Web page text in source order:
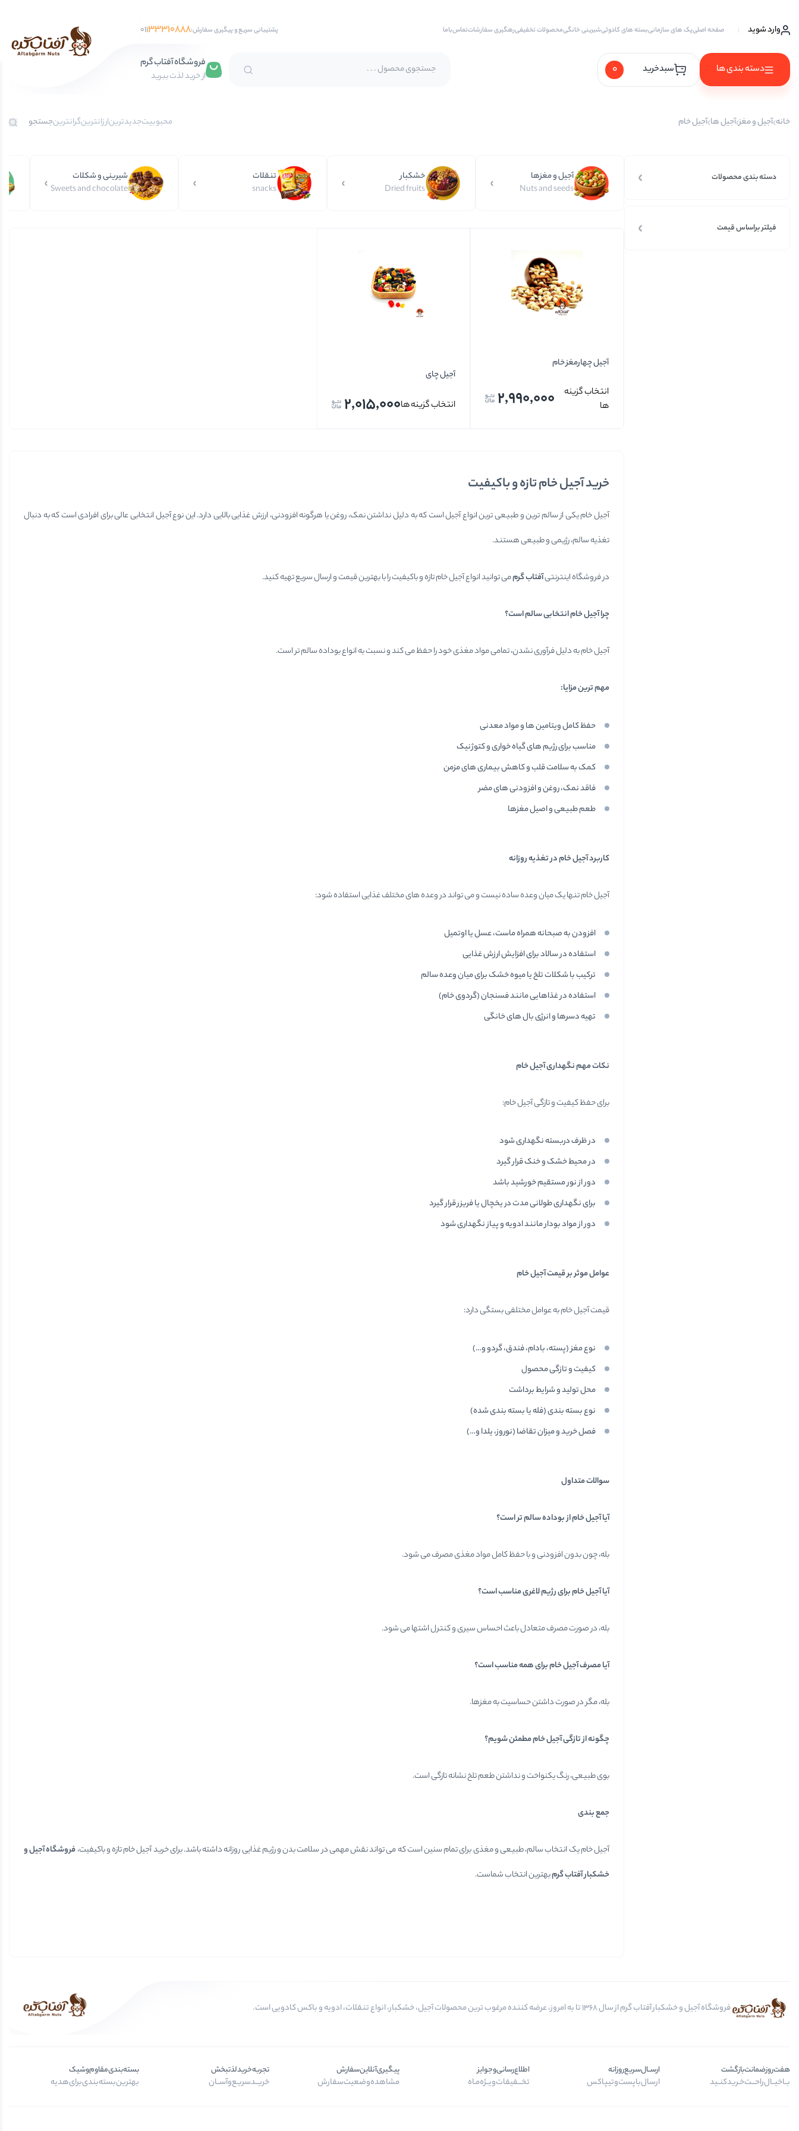
وارد شوید صفحه اصلیپک های سازمانیبسته های کادوئیشیرینی خانگیمحصولات تخفیفیرهگیری سفارشاتتماس‌با‌ما پشتیبانی سریع و پیگیری سفارش: 01133310888
دسته بندی ها
آجیل سه مغز
بادام هندی
بادام درختی
تخمه هندوانه
سبدخرید 0 فروشگاه آفتاب گرم
از خرید لذت ببرید
خانه آجیل و مغز آجیل ها آجیل خام محبوبیتجدیدترینارزانترینگرانترین
دسته بندی محصولات
فیلتر براساس قیمت
آجیل و مغزها
Nuts and seeds
خشکبار
Dried fruits
تنقلات
snacks
شیرینی و شکلات
Sweets and chocolate
آجیل چهارمغز خام
انتخاب گزینه
ها
2,990,000
آجیل چای
انتخاب گزینه ها2,015,000
خرید آجیل خام تازه و باکیفیت
آجیل خام یکی از سالم ترین و طبیعی ترین انواع آجیل است که به دلیل نداشتن نمک، روغن یا هرگونه افزودنی، ارزش غذایی بالایی دارد. این نوع آجیل انتخابی عالی برای افرادی است که به دنبال
تغذیه سالم، رژیمی و طبیعی هستند.
در فروشگاه اینترنتیآفتاب گرممی توانید انواع آجیل خام تازه و باکیفیت را با بهترین قیمت و ارسال سریع تهیه کنید.
چرا آجیل خام انتخابی سالم است؟
آجیل خام به دلیل فرآوری نشدن، تمامی مواد مغذی خود را حفظ می کند و نسبت به انواع بوداده سالم تر است.
مهم ترین مزایا:
حفظ کامل ویتامین ها و مواد معدنی
مناسب برای رژیم های گیاه خواری و کتوژنیک
کمک به سلامت قلب و کاهش بیماری های مزمن
فاقد نمک، روغن و افزودنی های مضر
طعم طبیعی و اصیل مغزها
کاربرد آجیل خام در تغذیه روزانه
آجیل خام تنها یک میان وعده ساده نیست و می تواند در وعده های مختلف غذایی استفاده شود:
افزودن به صبحانه همراه ماست، عسل یا اوتمیل
استفاده در سالاد برای افزایش ارزش غذایی
ترکیب با شکلات تلخ یا میوه خشک برای میان وعده سالم
استفاده در غذاهایی مانند فسنجان (گردوی خام)
تهیه دسرها و انرژی بال های خانگی
نکات مهم نگهداری آجیل خام
برای حفظ کیفیت و تازگی آجیل خام:
در ظرف دربسته نگهداری شود
در محیط خشک و خنک قرار گیرد
دور از نور مستقیم خورشید باشد
برای نگهداری طولانی مدت در یخچال یا فریزر قرار گیرد
دور از مواد بودار مانند ادویه و پیاز نگهداری شود
عوامل موثر بر قیمت آجیل خام
قیمت آجیل خام به عوامل مختلفی بستگی دارد:
نوع مغز (پسته، بادام، فندق، گردو و…)
کیفیت و تازگی محصول
محل تولید و شرایط برداشت
نوع بسته بندی (فله یا بسته بندی شده)
فصل خرید و میزان تقاضا (نوروز، یلدا و…)
سوالات متداول
آیا آجیل خام از بوداده سالم تر است؟
بله، چون بدون افزودنی و با حفظ کامل مواد مغذی مصرف می شود.
آیا آجیل خام برای رژیم لاغری مناسب است؟
بله، در صورت مصرف متعادل باعث احساس سیری و کنترل اشتها می شود.
آیا مصرف آجیل خام برای همه مناسب است؟
بله، مگر در صورت داشتن حساسیت به مغزها.
چگونه از تازگی آجیل خام مطمئن شویم؟
بوی طبیعی، رنگ یکنواخت و نداشتن طعم تلخ نشانه تازگی است.
جمع بندی
آجیل خام یک انتخاب سالم، طبیعی و مغذی برای تمام سنین است که می تواند نقش مهمی در سلامت بدن و رژیم غذایی روزانه داشته باشد. برای خرید آجیل خام تازه و باکیفیت،فروشگاه آجیل و
خشکبار آفتاب گرمبهترین انتخاب شماست.
فروشگاه آجیل و خشکبار آفتاب گرم از سال 1368 تا به امروز، عرضه کننده مرغوب ترین محصولات آجیل، خشکبار، انواع تنقلات، ادویه و باکس کادویی است.
هفت‌روز‌ضمانت‌بازگشت
بــا‌خیــال‌راحـــت‌خـرید‌کنــید
ارســال‌سریع‌روزانه
ارسال‌با‌پست‌و‌تیپاکس
اطلاع‌رسانی‌و‌جوایز
تخـــفیفات‌ویــژه‌مـاه
پیگیری‌آنلاین‌سفارش
مشاهده‌وضعیت‌سفارش
تجربه‌خرید‌لذتبخش
خریــد‌سریـع‌و‌آســان
بسته‌بندی‌مقاوم‌وشیک
بهترین‌بسته‌بندی‌برای‌هدیه